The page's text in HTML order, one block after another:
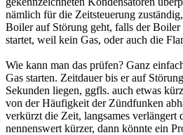
nämlich für die Zeitsteuerung
Boiler auf Störung geht, falls der Boiler
startet, weil kein Gas, oder auch die
Wie kann man das prüfen? Ganz
Gas starten. Zeitdauer bis er auf
Sekunden liegen, ggfls. auch etwas
von der Häufigkeit der Zündfunken
verkürzt die Zeit, langsames verlängert
nennenswert kürzer, dann könnte ein